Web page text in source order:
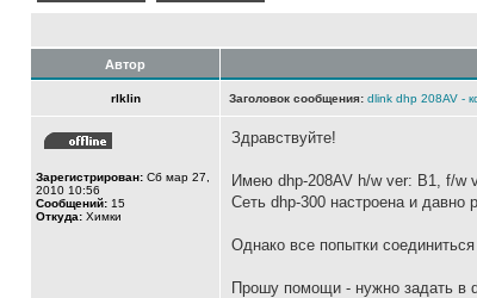
Автор
rlklin Заголовок сообщения: dlink dhp 208AV -
Зарегистрирован: Сб мар 27,
2010 10:56
Сообщений: 15
Откуда: Химки
Здравствуйте!
Имею dhp-208AV h/w ver: B1, f/w
Сеть dhp-300 настроена и давно
Однако все попытки
Прошу помощи - нужно задать в